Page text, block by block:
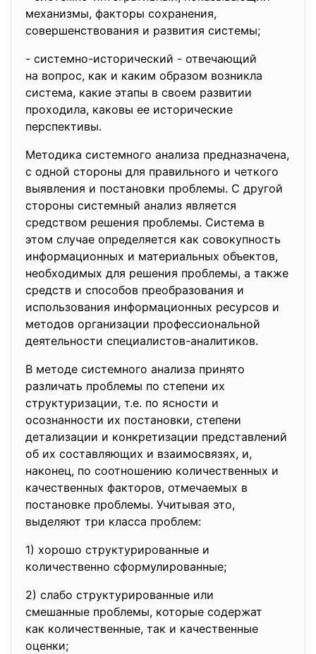
механизмы, факторы сохранения,
совершенствования и развития системы;
- системно-исторический - отвечающий
на вопрос, как и каким образом возникла
система, какие этапы в своем развитии
проходила, каковы ее исторические
перспективы.
Методика системного анализа предназначена,
с одной стороны для правильного и четкого
выявления и постановки проблемы. С другой
стороны системный анализ является
средством решения проблемы. Система в
этом случае определяется как совокупность
информационных и материальных объектов,
необходимых для решения проблемы, а также
средств и способов преобразования и
использования информационных ресурсов и
методов организации профессиональной
деятельности специалистов-аналитиков.
В методе системного анализа принято
различать проблемы по степени их
структуризации, т.е. по ясности и
осознанности их постановки, степени
детализации и конкретизации представлений
об их составляющих и взаимосвязях, и,
наконец, по соотношению количественных и
качественных факторов, отмечаемых в
постановке проблемы. Учитывая это,
выделяют три класса проблем:
1) хорошо структурированные и
количественно сформулированные;
2) слабо структурированные или
смешанные проблемы, которые содержат
как количественные, так и качественные
оценки;